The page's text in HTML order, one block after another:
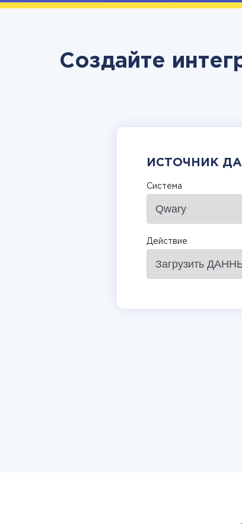
Создайте
ИСТОЧНИК
Система
Действие